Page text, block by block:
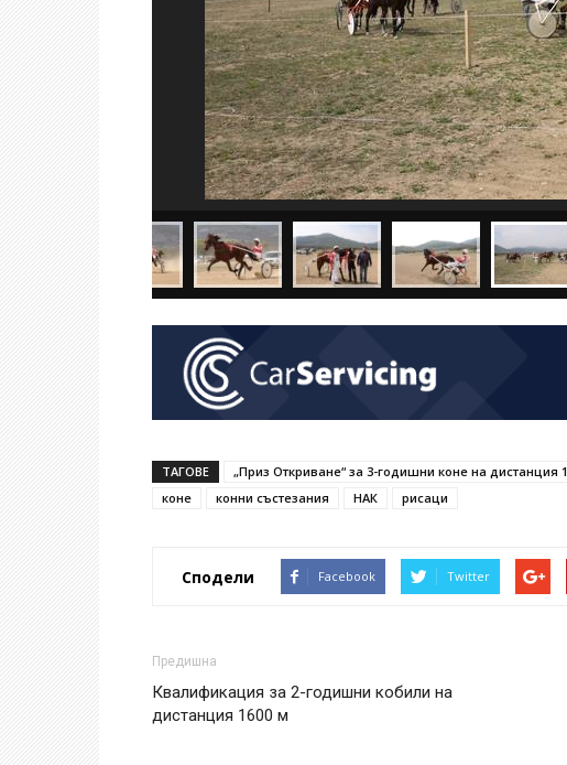
ТАГОВЕ „Приз Откриване“ за 3-годишни коне на дистанция
коне
конни състезания НАК рисаци
Сподели Facebook Twitter
Предишна
Квалификация за 2-годишни кобили на
дистанция 1600 м